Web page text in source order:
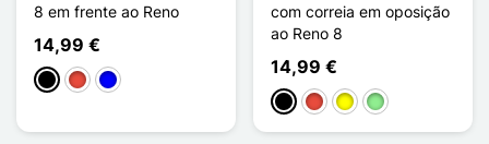
8 em frente ao Reno
14,99 €
PretoVermelho
Azul
com correia em oposição
ao Reno 8
14,99 €
PretoVermelho
AmareloVerde claro